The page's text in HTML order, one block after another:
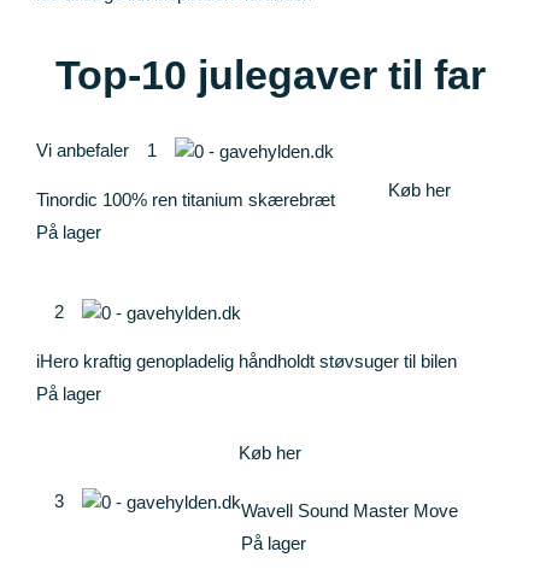
Top-10 julegaver til far
Vi anbefaler 1
Tinordic 100% ren titanium skærebræt
På lager
Køb her
2
iHero kraftig genopladelig håndholdt støvsuger til bilen
På lager
Køb her
3
Wavell Sound Master Move
På lager